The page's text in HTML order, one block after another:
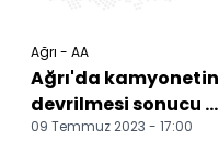
Ağrı - AA
Ağrı'da kamyonetin
devrilmesi sonucu 2
kişi yaralandı
09 Temmuz 2023 - 17:00